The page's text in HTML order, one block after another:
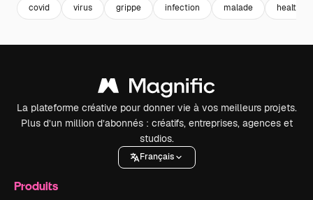
covid virus grippe infection malade health
La plateforme créative pour donner vie à vos meilleurs projets.
Plus d’un million d’abonnés : créatifs, entreprises, agences et
studios.
Français
Produits